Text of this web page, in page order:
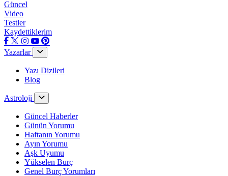
Güncel
Video
Testler
Kaydettiklerim
Yazarlar
Yazı Dizileri
Blog
Astroloji
Güncel Haberler
Günün Yorumu
Haftanın Yorumu
Ayın Yorumu
Aşk Uyumu
Yükselen Burç
Genel Burç Yorumları